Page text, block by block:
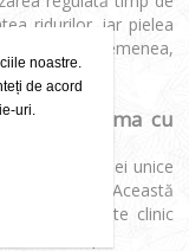
ridurilor, iar pielea
De asemenea,
tub de crema cu
combinației unice
conține. Această
demonstrate clinic
de timp.
noastre.
de acord
uri.